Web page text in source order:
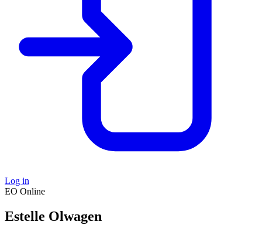
Log in
EO Online
Estelle Olwagen